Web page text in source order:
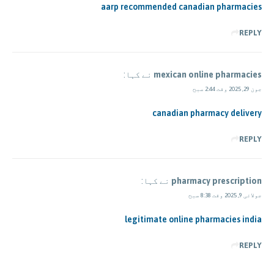
aarp recommended canadian pharmacies
REPLY
mexican online pharmacies نے کہا:
جون 29, 2025 وقت 2:44 صبح
canadian pharmacy delivery
REPLY
pharmacy prescription نے کہا:
جولائی 9, 2025 وقت 8:38 صبح
legitimate online pharmacies india
REPLY